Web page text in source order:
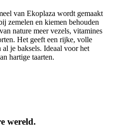
van Ekoplaza wordt gemaakt
zemelen en kiemen behouden
nature meer vezels, vitamines
Het geeft een rijke, volle
al je baksels. Ideaal voor het
hartige taarten.
wereld.